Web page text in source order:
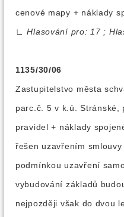
cenové mapy + náklady
∟
Hlasování pro: 17 ;
1135/30/06
Zastupitelstvo města
parc.č. 5 v k.ú. Stránské,
pravidel + náklady
řešen uzavřením
podmínkou uzavření
vybudování základů
nejpozději však do dvou